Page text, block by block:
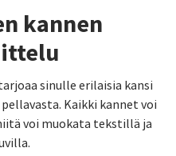
kannen
sinulle erilaisia kansi
Kaikki kannet voi
voi muokata tekstillä ja